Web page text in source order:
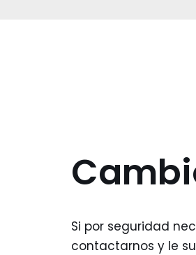
Si por seguridad
contactarnos y le